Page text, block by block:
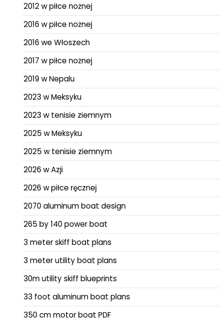
2012 w piłce nożnej
2016 w piłce nożnej
2016 we Włoszech
2017 w piłce nożnej
2019 w Nepalu
2023 w Meksyku
2023 w tenisie ziemnym
2025 w Meksyku
2025 w tenisie ziemnym
2026 w Azji
2026 w piłce ręcznej
2070 aluminum boat design
265 by 140 power boat
3 meter skiff boat plans
3 meter utility boat plans
30m utility skiff blueprints
33 foot aluminum boat plans
350 cm motor boat PDF